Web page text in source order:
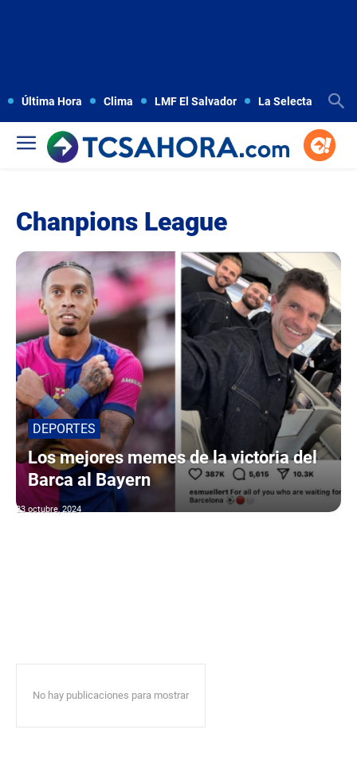
Última Hora Clima LMF El Salvador La Selecta
Chanpions League
DEPORTES
Los mejores memes de la victoria del
Barca al Bayern
23 octubre, 2024
No hay publicaciones para mostrar